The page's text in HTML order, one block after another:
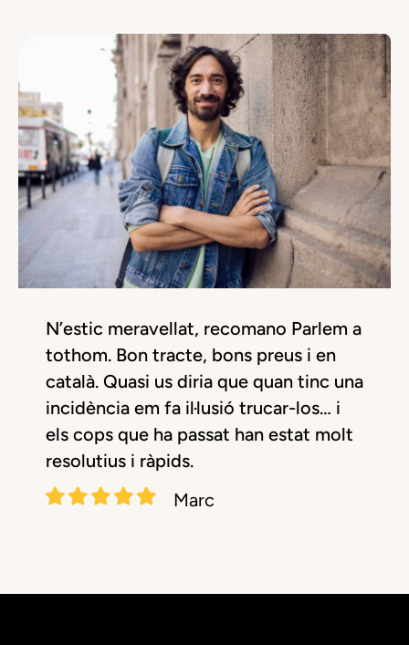
N’estic meravellat, recomano Parlem a
tothom. Bon tracte, bons preus i en
català. Quasi us diria que quan tinc una
incidència em fa il·lusió trucar-los… i
els cops que ha passat han estat molt
resolutius i ràpids.
Marc